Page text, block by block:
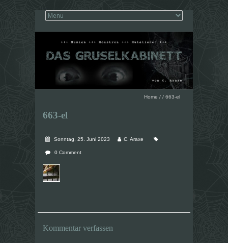
Home / / 663-el
663-el
Sonntag, 25. Juni 2023 C. Araxe
0 Comment
Kommentar verfassen